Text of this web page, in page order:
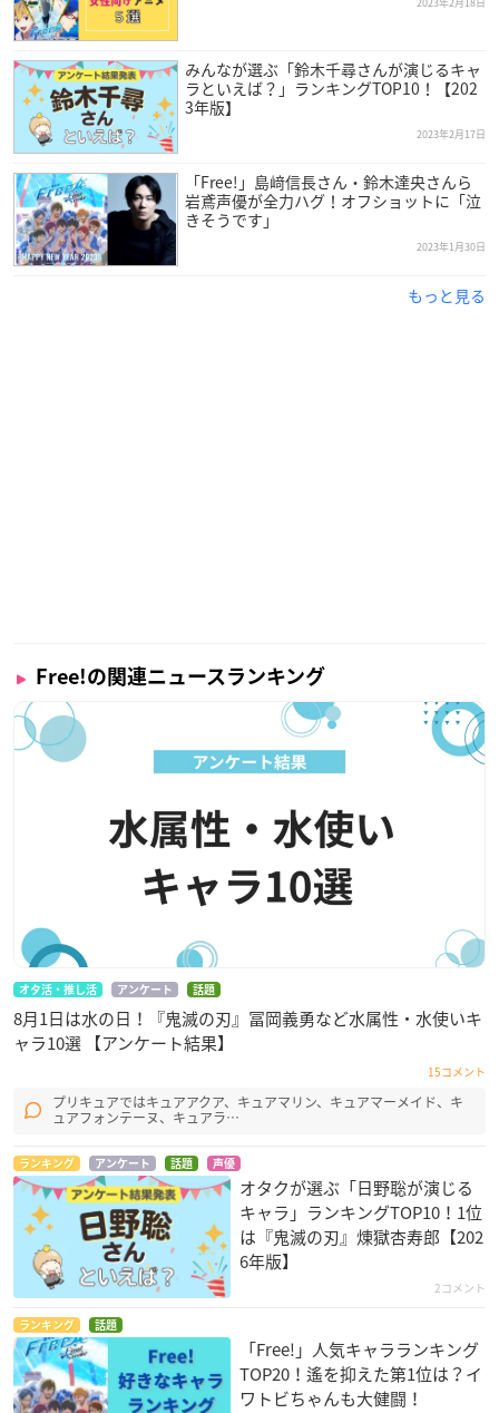
▽特集ページhttps://t.co/vVlx3b622k
#ルーム
ウェアpic.twitter.com/TH8TipDWXN
— MAYLA (@mayla_classic)February 24, 2023
2023年2月18日
みんなが選ぶ「鈴木千尋さんが演じるキャ
ラといえば？」ランキングTOP10！【202
3年版】
2023年2月17日
「Free!」島﨑信長さん・鈴木達央さんら
岩鳶声優が全力ハグ！オフショットに「泣
きそうです」
2023年1月30日
もっと見る
Free!の関連ニュースランキング
オタ活・推し活 アンケート 話題
8月1日は水の日！『鬼滅の刃』冨岡義勇など水属性・水使いキ
ャラ10選 【アンケート結果】
15コメント
プリキュアではキュアアクア、キュアマリン、キュアマーメイド、キ
ュアフォンテーヌ、キュアラ…
ランキング アンケート 話題 声優
オタクが選ぶ「日野聡が演じる
キャラ」ランキングTOP10！1位
は『鬼滅の刃』煉󠄁獄杏寿郎【202
6年版】
2コメント
ランキング 話題
「Free!」人気キャラランキング
TOP20！遙を抑えた第1位は？イ
ワトビちゃんも大健闘！